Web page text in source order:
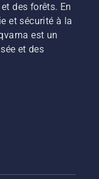
des forêts. En
et sécurité à la
est un
et des